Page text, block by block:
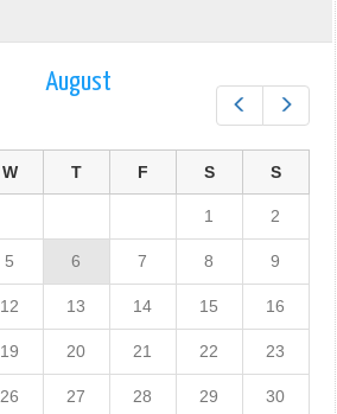
August
W T F S S
1 2
5 6 7 8 9
12 13 14 15 16
19 20 21 22 23
26 27 28 29 30